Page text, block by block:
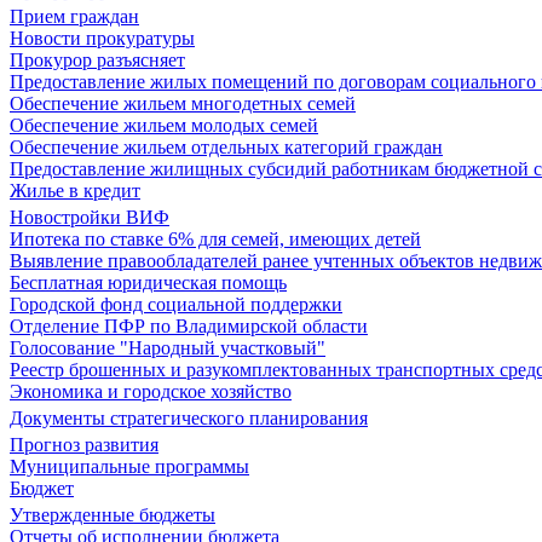
Прием граждан
Новости прокуратуры
Прокурор разъясняет
Предоставление жилых помещений по договорам социального
Обеспечение жильем многодетных семей
Обеспечение жильем молодых семей
Обеспечение жильем отдельных категорий граждан
Предоставление жилищных субсидий работникам бюджетной
Жилье в кредит
Новостройки ВИФ
Ипотека по ставке 6% для семей, имеющих детей
Выявление правообладателей ранее учтенных объектов
Бесплатная юридическая помощь
Городской фонд социальной поддержки
Отделение ПФР по Владимирской области
Голосование "Народный участковый"
Реестр брошенных и разукомплектованных транспортных
Экономика и городское хозяйство
Документы стратегического планирования
Прогноз развития
Муниципальные программы
Бюджет
Утвержденные бюджеты
Отчеты об исполнении бюджета